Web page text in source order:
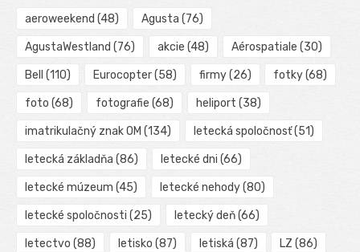
aeroweekend (48) Agusta (76)
AgustaWestland (76) akcie (48) Aérospatiale (30)
Bell (110) Eurocopter(58) firmy(26) fotky(68)
foto (68) fotografie (68) heliport (38)
imatrikulačný znak OM (134) letecká spoločnosť(51)
letecká základňa (86) letecké dni (66)
letecké múzeum (45) letecké nehody(80)
letecké spoločnosti (25) letecký deň(66)
letectvo (88) letisko (87) letiská (87) LZ (86)